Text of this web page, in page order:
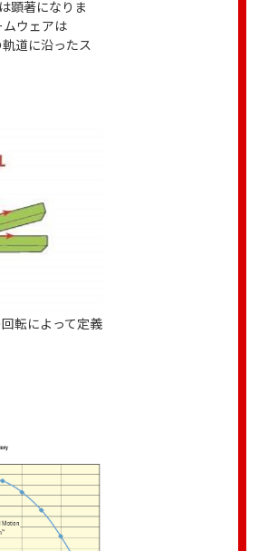
顕著になりま
ウェアは
道に沿ったス
転によって定義